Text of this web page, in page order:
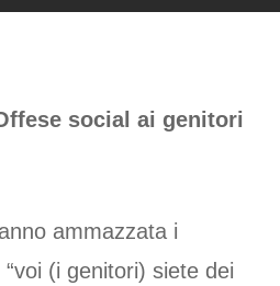
social ai genitori
ammazzata i
(i genitori) siete dei